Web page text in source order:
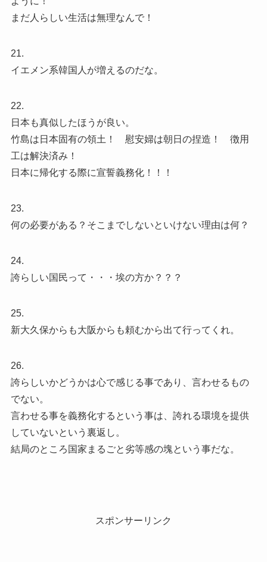
まだ人らしい生活は無理なんで！
21.
イエメン系韓国人が増えるのだな。
22.
日本も真似したほうが良い。
竹島は日本固有の領土！ 慰安婦は朝日の捏造！ 徴用
工は解決済み！
日本に帰化する際に宣誓義務化！！！
23.
何の必要がある？そこまでしないといけない理由は何？
24.
誇らしい国民って・・・埃の方か？？？
25.
新大久保からも大阪からも頼むから出て行ってくれ。
26.
誇らしいかどうかは心で感じる事であり、言わせるもの
でない。
言わせる事を義務化するという事は、誇れる環境を提供
していないという裏返し。
結局のところ国家まるごと劣等感の塊という事だな。
スポンサーリンク